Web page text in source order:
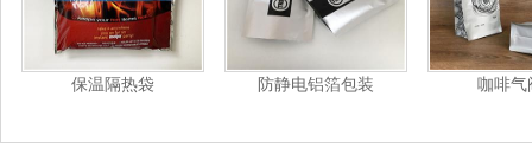
保温隔热袋 防静电铝箔包装 咖啡气